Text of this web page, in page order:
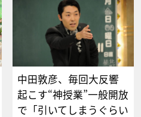
中田敦彦、毎回大反響
起こす“神授業”一般開放
で「引いてしまうぐらい